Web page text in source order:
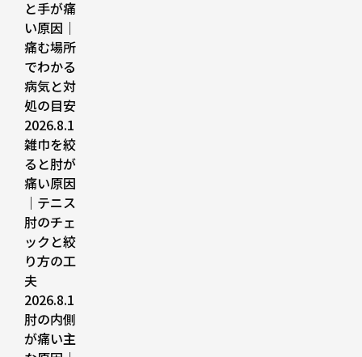
と手が痛
い原因｜
痛む場所
でわかる
病気と対
処の目安
2026.8.1
雑巾を絞
ると肘が
痛い原因
｜テニス
肘のチェ
ックと絞
り方の工
夫
2026.8.1
肘の内側
が痛い主